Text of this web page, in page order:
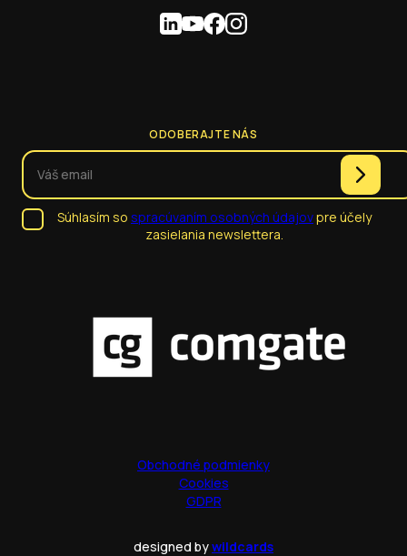
ODOBERAJTE NÁS
Súhlasím so spracúvaním osobných údajovpre účely
zasielania newslettera.
Obchodné podmienky
Cookies
GDPR
designed bywildcards